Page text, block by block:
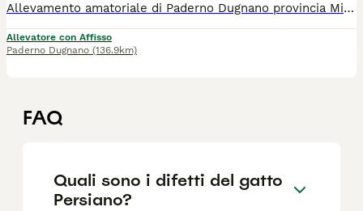
Allevamento amatoriale di Paderno Dugnano provincia Milano ha disponibili due maschietti è una femmina per qualsiasi informazione contattatemi con pedigree enfi
Allevatore con Affisso
Paderno Dugnano (136.9km)
FAQ
Quali sono i difetti del gatto
Persiano?